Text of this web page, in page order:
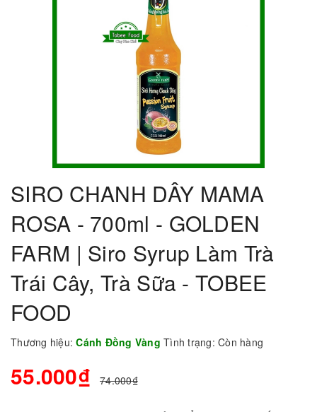
SIRO CHANH DÂY MAMA
ROSA - 700ml - GOLDEN
FARM | Siro Syrup Làm Trà
Trái Cây, Trà Sữa - TOBEE
FOOD
Thương hiệu: Cánh Đồng Vàng Tình trạng: Còn hàng
55.000₫ 74.000₫